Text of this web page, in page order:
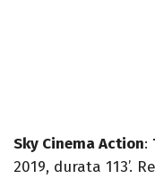
Sky Cinema Action:
2019, durata 113’.